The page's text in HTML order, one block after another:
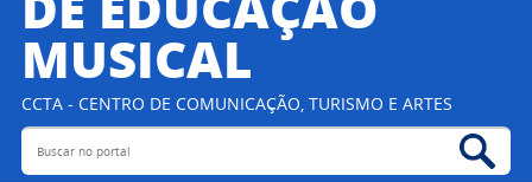
Canais
MUSICAL
CCTA - CENTRO DE COMUNICAÇÃO, TURISMO E ARTES
Buscar no portal